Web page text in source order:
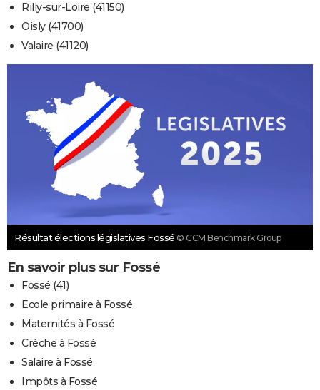
Rilly-sur-Loire (41150)
Oisly (41700)
Valaire (41120)
Résultat élections législatives Fossé © CCM Benchmark Group
En savoir plus sur Fossé
Fossé (41)
Ecole primaire à Fossé
Maternités à Fossé
Crèche à Fossé
Salaire à Fossé
Impôts à Fossé